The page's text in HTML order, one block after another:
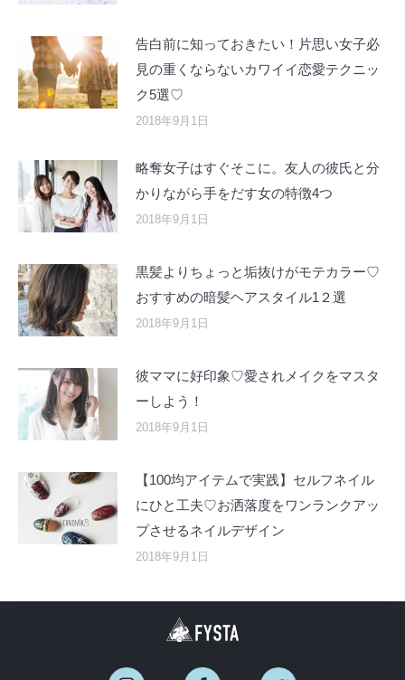
告白前に知っておきたい！片思い女子必
見の重くならないカワイイ恋愛テクニッ
ク5選♡
2018年9月1日
略奪女子はすぐそこに。友人の彼氏と分
かりながら手をだす女の特徴4つ
2018年9月1日
黒髪よりちょっと垢抜けがモテカラー♡
おすすめの暗髪ヘアスタイル1２選
2018年9月1日
彼ママに好印象♡愛されメイクをマスタ
ーしよう！
2018年9月1日
【100均アイテムで実践】セルフネイル
にひと工夫♡お洒落度をワンランクアッ
プさせるネイルデザイン
2018年9月1日